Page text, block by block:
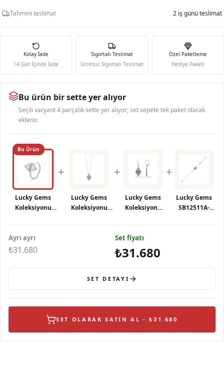
Tahmini teslimat 2 iş günü teslimat
Kolay İade
14 Gün İçinde İade
Sigortalı Teslimat
Ücretsiz Sigortalı Teslimat
Özel Paketleme
Hediye Paketi
Bu ürün bir sette yer alıyor
Seçili varyant 4 parçalık sette yer alıyor; set sepete tek paket olarak
eklenir.
Bu Ürün
Lucky Gems
Koleksiyonu
Taşlı Geometrik
Gümüş Yüzük
+
Lucky Gems
Koleksiyonu
Formlu Sedef
+
Lucky Gems
Koleksiyonu
Dörtgen
Formlu Sedef
Gümüş Küpe
+
Lucky Gems
SB12511A-
Ayrı ayrı
₺31.680
Set fiyatı
₺31.680
SET DETAYI
SET OLARAK SATIN AL - ₺31.680